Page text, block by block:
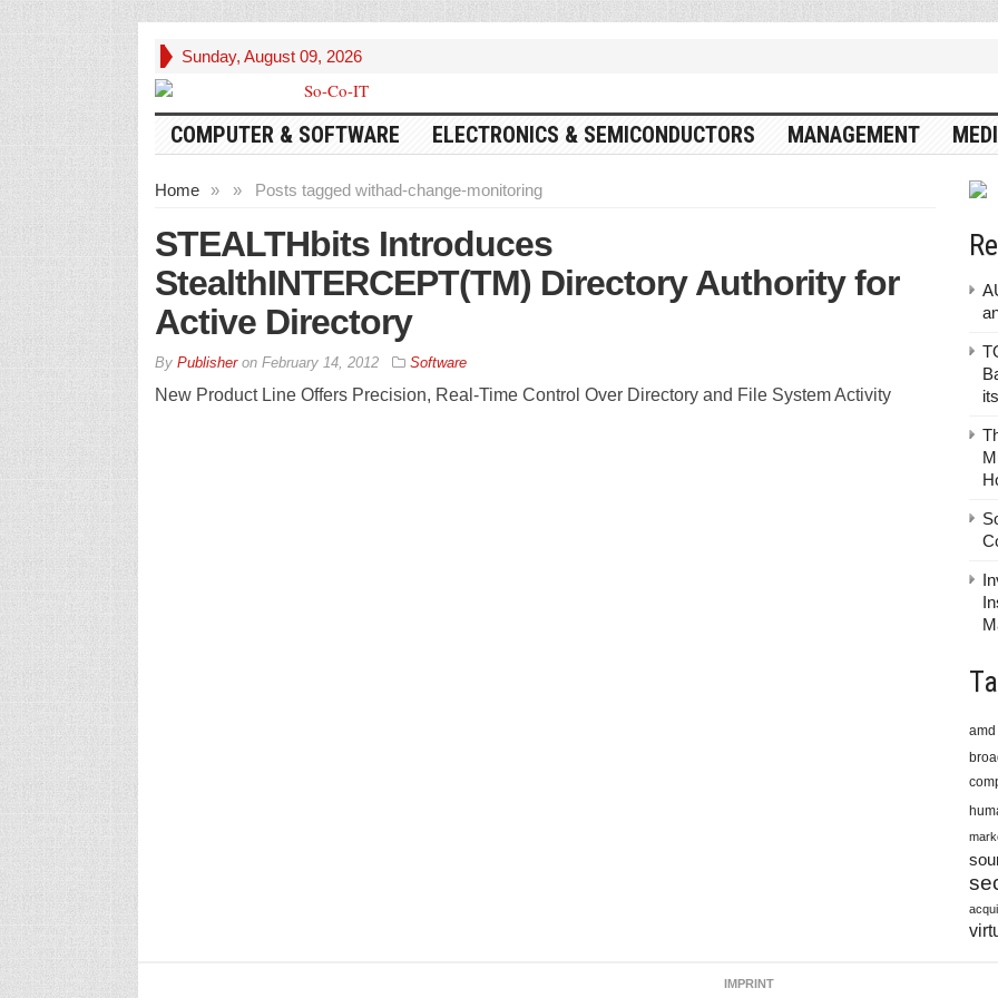
Sunday, August 09, 2026
COMPUTER & SOFTWARE ELECTRONICS & SEMICONDUCTORS MANAGEMENT
Home » Posts tagged with
» ad-change-monitoring
STEALTHbits Introduces
StealthINTERCEPT(TM) Directory Authority for
Active Directory
By Publisheron February 14, 2012 Software
New Product Line Offers Precision, Real-Time Control Over Directory and File System Activity
amd
IMPRINT